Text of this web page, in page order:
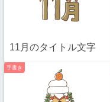
11月のタイトル文字
手書き